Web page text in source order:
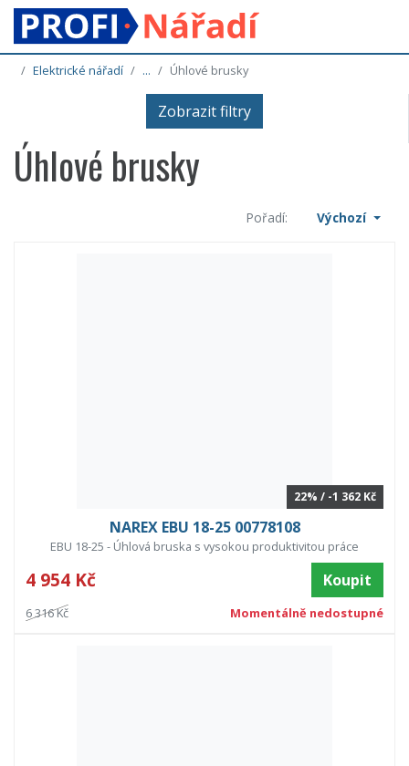
Elektrické nářadí ... Úhlové brusky
Zobrazit filtry
Úhlové brusky
Pořadí: Výchozí
22% / -1 362 Kč
NAREX EBU 18-25 00778108
EBU 18-25 - Úhlová bruska s vysokou produktivitou práce
4 954 Kč Koupit
6 316 Kč Momentálně nedostupné